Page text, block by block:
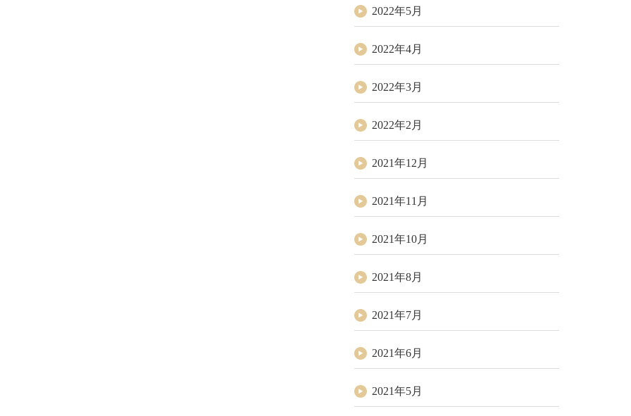
2022年5月
2022年4月
2022年3月
2022年2月
2021年12月
2021年11月
2021年10月
2021年8月
2021年7月
2021年6月
2021年5月